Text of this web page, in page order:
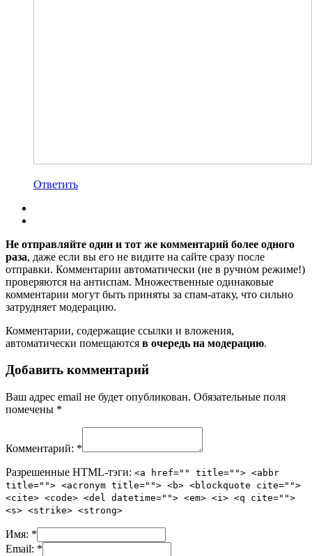
Ответить
Не отправляйте один и тот же комментарий более одного
раза, даже если вы его не видите на сайте сразу после
отправки. Комментарии автоматически (не в ручном режиме!)
проверяются на антиспам. Множественные одинаковые
комментарии могут быть приняты за спам-атаку, что сильно
затрудняет модерацию.
Комментарии, содержащие ссылки и вложения,
автоматически помещаются в очередь на модерацию.
Добавить комментарий
Ваш адрес email не будет опубликован. Обязательные поля
помечены *
Комментарий: *
Разрешенные HTML-тэги: <a href="" title=""> <abbr
title=""> <acronym title=""> <b> <blockquote cite="">
<cite> <code> <del datetime=""> <em> <i> <q cite="">
<s> <strike> <strong>
Имя: *
Email: *